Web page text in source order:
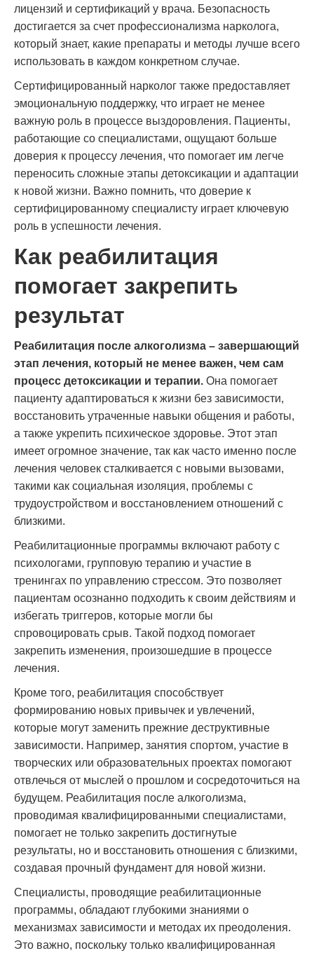
лицензий и сертификаций у врача. Безопасность
достигается за счет профессионализма нарколога,
который знает, какие препараты и методы лучше всего
использовать в каждом конкретном случае.
Сертифицированный нарколог также предоставляет
эмоциональную поддержку, что играет не менее
важную роль в процессе выздоровления. Пациенты,
работающие со специалистами, ощущают больше
доверия к процессу лечения, что помогает им легче
переносить сложные этапы детоксикации и адаптации
к новой жизни. Важно помнить, что доверие к
сертифицированному специалисту играет ключевую
роль в успешности лечения.
Как реабилитация
помогает закрепить
результат
Реабилитация после алкоголизма – завершающий
этап лечения, который не менее важен, чем сам
процесс детоксикации и терапии. Она помогает
пациенту адаптироваться к жизни без зависимости,
восстановить утраченные навыки общения и работы,
а также укрепить психическое здоровье. Этот этап
имеет огромное значение, так как часто именно после
лечения человек сталкивается с новыми вызовами,
такими как социальная изоляция, проблемы с
трудоустройством и восстановлением отношений с
близкими.
Реабилитационные программы включают работу с
психологами, групповую терапию и участие в
тренингах по управлению стрессом. Это позволяет
пациентам осознанно подходить к своим действиям и
избегать триггеров, которые могли бы
спровоцировать срыв. Такой подход помогает
закрепить изменения, произошедшие в процессе
лечения.
Кроме того, реабилитация способствует
формированию новых привычек и увлечений,
которые могут заменить прежние деструктивные
зависимости. Например, занятия спортом, участие в
творческих или образовательных проектах помогают
отвлечься от мыслей о прошлом и сосредоточиться на
будущем. Реабилитация после алкоголизма,
проводимая квалифицированными специалистами,
помогает не только закрепить достигнутые
результаты, но и восстановить отношения с близкими,
создавая прочный фундамент для новой жизни.
Специалисты, проводящие реабилитационные
программы, обладают глубокими знаниями о
механизмах зависимости и методах их преодоления.
Это важно, поскольку только квалифицированная